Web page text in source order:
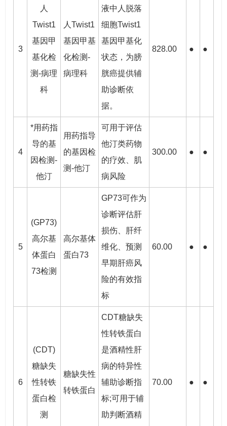
3
人
Twist1
基因甲
基化检
测-病理
科
人Twist1
基因甲基
化检测-
病理科
液中人脱落
细胞Twist1
基因甲基化
状态，为膀
胱癌提供辅
助诊断依
据。
828.00 ● ●
4
*用药指
导的基
因检测-
他汀
用药指导
的基因检
测-他汀
可用于评估
他汀类药物
的疗效、肌
病风险
300.00 ● ●
5
(GP73)
高尔基
体蛋白
73检测
高尔基体
蛋白73
GP73可作为
诊断评估肝
损伤、肝纤
维化、预测
早期肝癌风
险的有效指
标
60.00 ● ●
6
(CDT)
糖缺失
性转铁
蛋白检
测
糖缺失性
转铁蛋白
CDT糖缺失
性转铁蛋白
是酒精性肝
病的特异性
辅助诊断指
标;可用于辅
助判断酒精
70.00 ● ●